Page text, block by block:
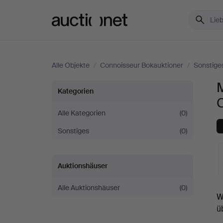
Alle Objekte / Connoisseur Bokauktioner /
Moderne
Technik
&
Elektronik
bei
Kategorien
Alle Kategorien
(0)
Sonstiges
(0)
Auktionshäuser
Alle Auktionshäuser (0)